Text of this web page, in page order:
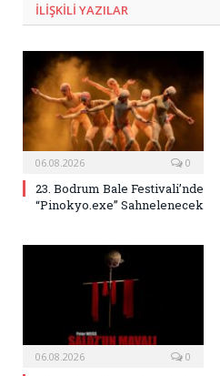
ILIŞKILI YAZILAR
06.08.2026 0
23. Bodrum Bale Festivali’nde
“Pinokyo.exe” Sahnelenecek
06.08.2026 0